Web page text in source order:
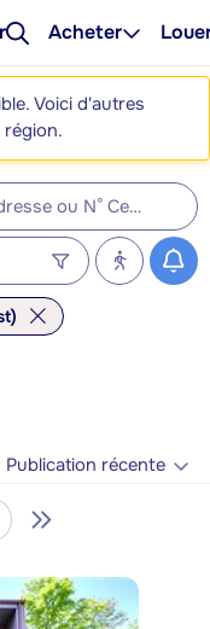
Acheter
Voici d'autres
Publication récente